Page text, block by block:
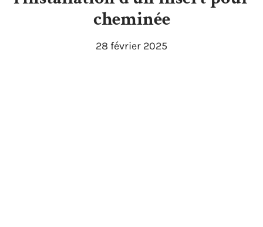
cheminée
28 février 2025